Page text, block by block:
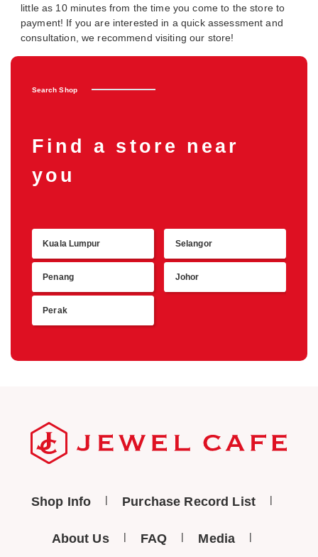
little as 10 minutes from the time you come to the store to
payment! If you are interested in a quick assessment and
consultation, we recommend visiting our store!
Search Shop
Find a store near
you
Kuala Lumpur Selangor
Penang Johor
Perak
Shop Info Purchase Record List
About Us FAQ Media